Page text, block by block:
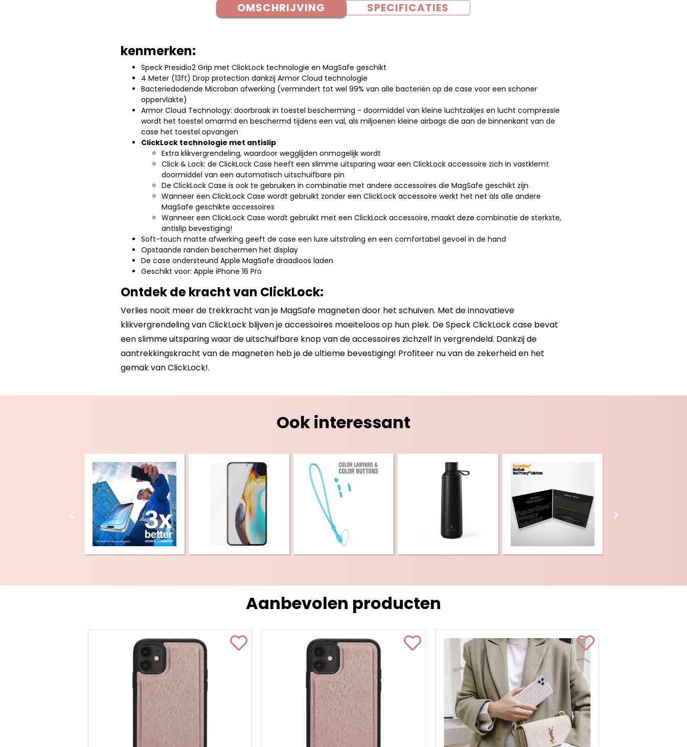
OMSCHRIJVING SPECIFICATIES
kenmerken:
Speck Presidio2 Grip met ClickLock technologie en MagSafe geschikt
4 Meter (13ft) Drop protection dankzij Armor Cloud technologie
Bacteriedodende Microban afwerking (vermindert tot wel 99% van alle bacteriën op de case voor een schoner
oppervlakte)
Armor Cloud Technology: doorbraak in toestel bescherming - doormiddel van kleine luchtzakjes en lucht compressie
wordt het toestel omarmd en beschermd tijdens een val, als miljoenen kleine airbags die aan de binnenkant van de
case het toestel opvangen
ClickLock technologie met antislip
Extra klikvergrendeling, waardoor wegglijden onmogelijk wordt
Click & Lock: de ClickLock Case heeft een slimme uitsparing waar een ClickLock accessoire zich in vastklemt
doormiddel van een automatisch uitschuifbare pin
De ClickLock Case is ook te gebruiken in combinatie met andere accessoires die MagSafe geschikt zijn
Wanneer een ClickLock Case wordt gebruikt zonder een ClickLock accessoire werkt het net als alle andere
MagSafe geschikte accessoires
Wanneer een ClickLock Case wordt gebruikt met een ClickLock accessoire, maakt deze combinatie de sterkste,
antislip bevestiging!
Soft-touch matte afwerking geeft de case een luxe uitstraling en een comfortabel gevoel in de hand
Opstaande randen beschermen het display
De case ondersteund Apple MagSafe draadloos laden
Geschikt voor: Apple iPhone 16 Pro
Ontdek de kracht van ClickLock:
Verlies nooit meer de trekkracht van je MagSafe magneten door het schuiven. Met de innovatieve
klikvergrendeling van ClickLock blijven je accessoires moeiteloos op hun plek. De Speck ClickLock case bevat
een slimme uitsparing waar de uitschuifbare knop van de accessoires zichzelf in vergrendeld. Dankzij de
aantrekkingskracht van de magneten heb je de ultieme bevestiging! Profiteer nu van de zekerheid en het
gemak van ClickLock!.
Ook interessant
Aanbevolen producten